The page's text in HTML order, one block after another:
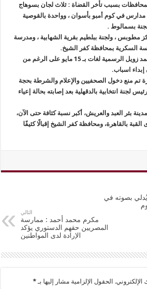
بسبب تأخر القضاة : ثلاث لجان بسوهاج
في كوم أمبو بأسوان ، وواحدة بالقوصية
بسمالوط .
مطوبس ، ولجنة ببلطيم بقرية الشهابية ، ومدرسة
السكرية بمحافظة كفر الشيخ.
تأخر فتح لجنة مدرسة أحمد زويل الرسمية لغات بـ 15 مايو على الرغم من
اسباب.
تم منع دخول الصحفيين والإعلام والشرطة بحجة
لجنة انتخابية بالدقهلية بعد إصابته بحالة إعياء
بئر العبد والعريش، أكبر نسبة كثافة حتى الآن،
بالقاهرة، ومحافظة كفر الشيخ إقبالًا كثيفًا
بصوته في
التالي
مكرم محمد أحمد : ممارسة
المصريين حقهم الدستوري يؤكد
الإرادة لدى المواطنين
الحقول الإلزامية مشار إليها بـ*